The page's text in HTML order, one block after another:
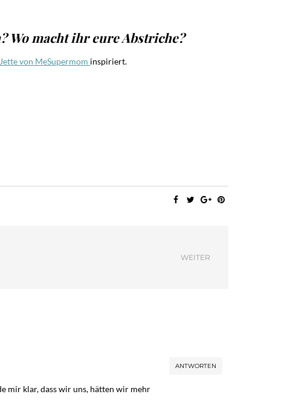
Wo macht ihr eure Abstriche?
Jette von MeSupermom inspiriert.
WEITER
ANTWORTEN
mir klar, dass wir uns, hätten wir mehr